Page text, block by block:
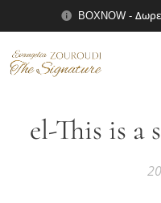
BOXNOW -
el-This is a